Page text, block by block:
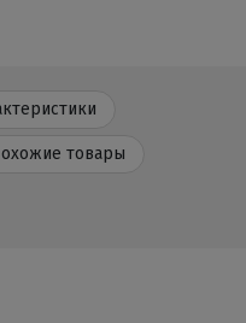
товары